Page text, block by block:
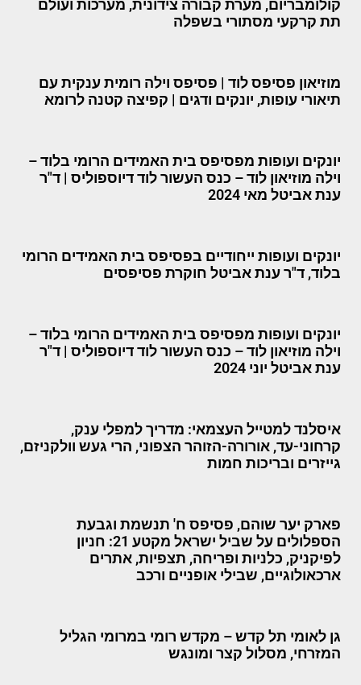
קולומבריום, מערת קבורה צידונית, מערכות ועולם
תת קרקעי מסתורי בשפלה
מוזיאון פסיפס לוד | פסיפס וילה רומית ענקית עם
תיאורי עופות, יונקים ודגים | קפיצה קטנה לרומא
יונקים ועופות מפסיפס בית האמידים הרומי בלוד –
וילה מוזיאון לוד – כנס העשור לוד דיוספוליס | ד"ר
ענת אביטל מאי 2024
יונקים ועופות ייחודיים בפסיפס בית האמידים הרומי
בלוד, ד"ר ענת אביטל חוקרת פסיפסים
יונקים ועופות מפסיפס בית האמידים הרומי בלוד –
וילה מוזיאון לוד – כנס העשור לוד דיוספוליס | ד"ר
ענת אביטל יוני 2024
איסלנד למטייל העצמאי: מדריך למפלי ענק,
קרחוני-עד, אורורה-הזוהר הצפוני, הרי געש וולקניזם,
גייזרים ובריכות חמות
פארק יער שוהם, פסיפס ח' תנשמת וגבעת
הספלולים על שביל ישראל מקטע 21: חניון
לפיקניק, כלניות ופריחה, תצפיות, אתרים
ארכאולוגיים, שבילי אופניים ורכב
גן לאומי תל קדש – מקדש רומי במרומי הגליל
המזרחי, מסלול קצר ומונגש